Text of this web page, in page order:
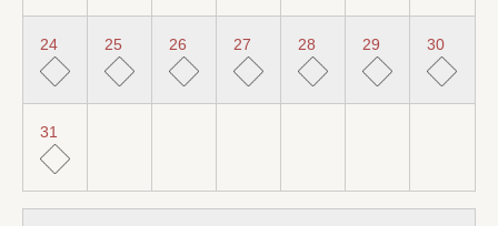
24 25 26 27 28 29 30
31